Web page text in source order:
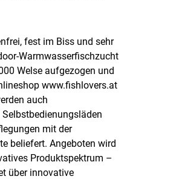
fest im Biss und sehr
Warmwasserfischzucht
Welse aufgezogen und
www.fishlovers.at
auch
mit der
beliefert. Angeboten wird
Produktspektrum –
über innovative